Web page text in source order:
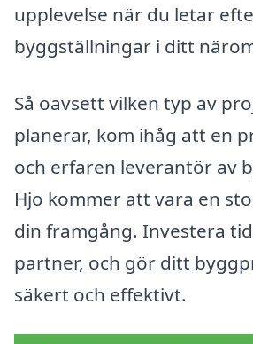
upplevelse när du letar
byggställningar i ditt
Så oavsett vilken typ av
planerar, kom ihåg att en
och erfaren leverantör av
Hjo kommer att vara en
din framgång. Investera
partner, och gör ditt
säkert och effektivt.